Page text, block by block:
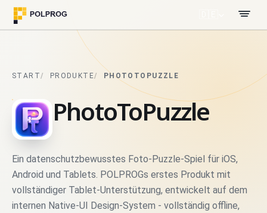
START PRODUKTE PHOTOTOPUZZLE
PhotoToPuzzle
Ein datenschutzbewusstes Foto-Puzzle-Spiel für iOS,
Android und Tablets. POLPROGs erstes Produkt mit
vollständiger Tablet-Unterstützung, entwickelt auf dem
internen Native-UI Design-System - vollständig offline,